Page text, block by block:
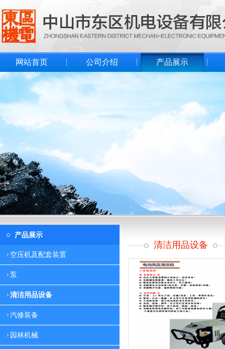
网站首页 公司介绍 产品展示
产品展示
空压机及配套装置
泵
清洁用品设备
汽修装备
园林机械
清洁用品设备